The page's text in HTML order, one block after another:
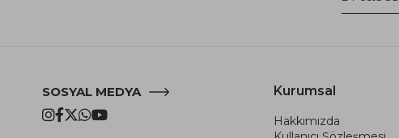
SOSYAL MEDYA Kurumsal
Hakkımızda